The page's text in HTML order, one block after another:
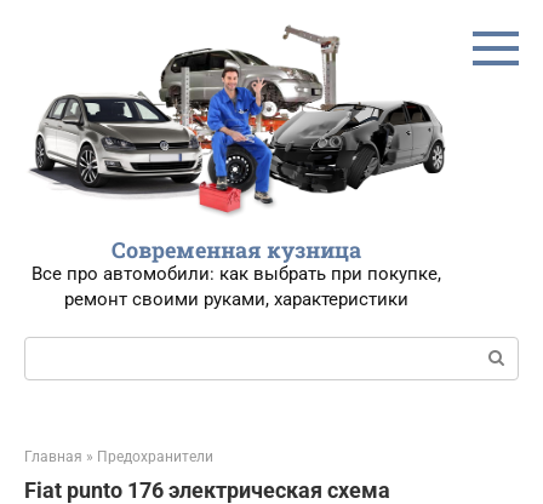
Современная кузница
Все про автомобили: как выбрать при покупке,
ремонт своими руками, характеристики
Поиск:
Главная » Предохранители
Fiat punto 176 электрическая схема